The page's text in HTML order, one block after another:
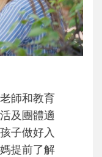
到獨立自
養成。爸爸
每個重要的